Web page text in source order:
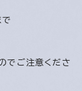
でご注意くださ